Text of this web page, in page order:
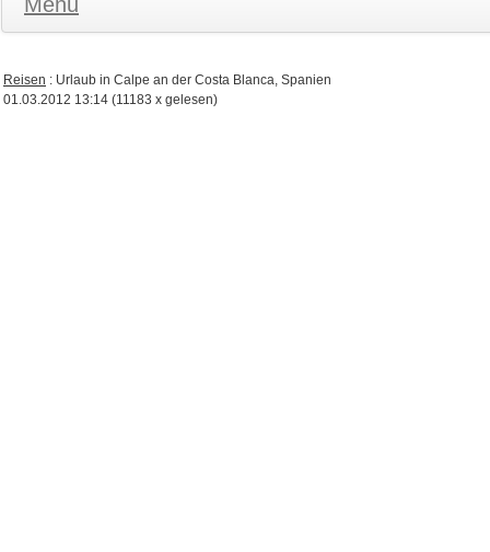
Reisen : Urlaub in Calpe an der Costa Blanca, Spanien
01.03.2012 13:14 (11183 x gelesen)